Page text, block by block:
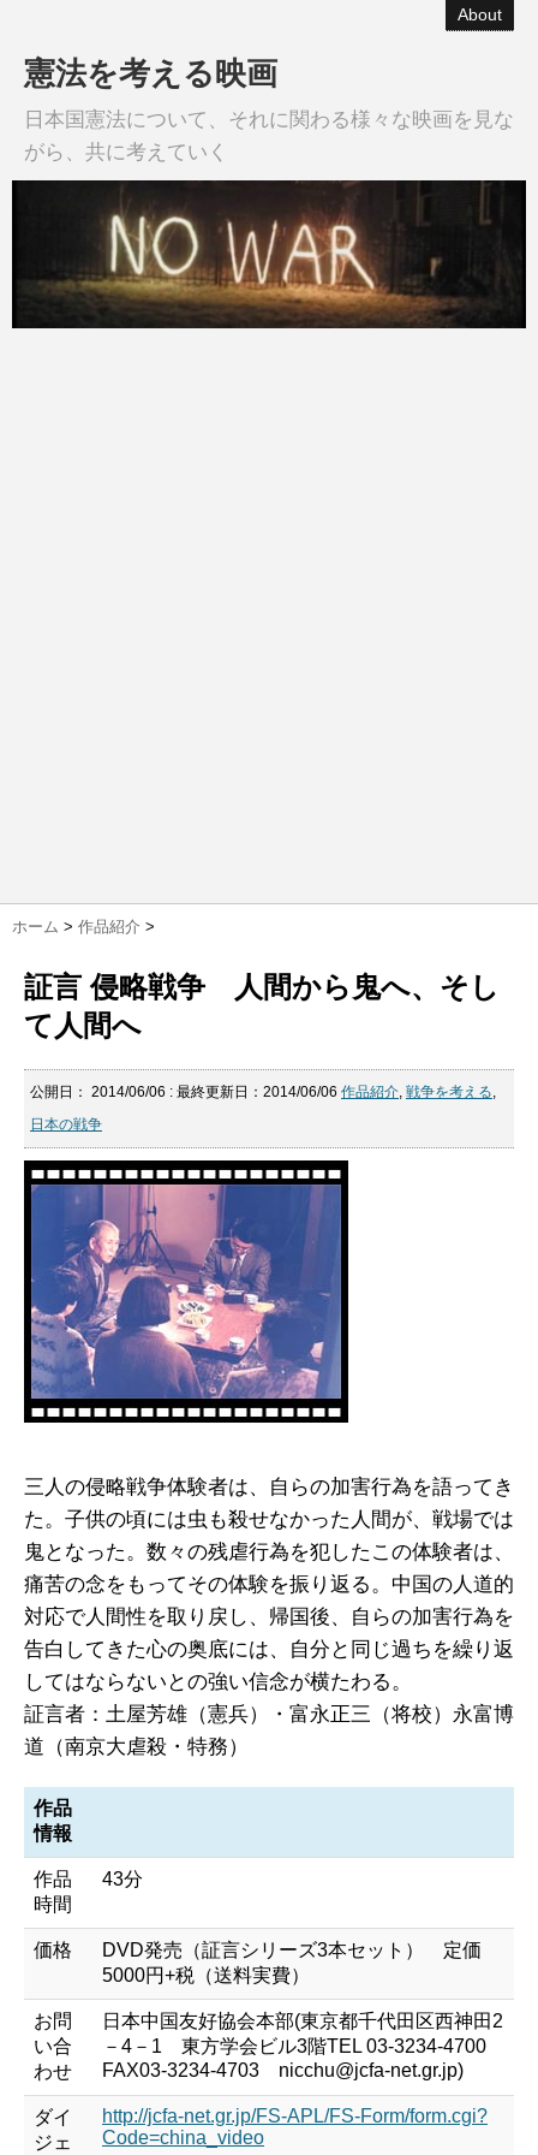
About
憲法を考える映画
日本国憲法について、それに関わる様々な映画を見な
がら、共に考えていく
ホーム > 作品紹介 >
証言 侵略戦争 人間から鬼へ、そし
て人間へ
公開日： 2014/06/06 : 最終更新日：2014/06/06 作品紹介, 戦争を考える,
日本の戦争
三人の侵略戦争体験者は、自らの加害行為を語ってき
た。子供の頃には虫も殺せなかった人間が、戦場では
鬼となった。数々の残虐行為を犯したこの体験者は、
痛苦の念をもってその体験を振り返る。中国の人道的
対応で人間性を取り戻し、帰国後、自らの加害行為を
告白してきた心の奥底には、自分と同じ過ちを繰り返
してはならないとの強い信念が横たわる。
証言者：土屋芳雄（憲兵）・富永正三（将校）永富博
道（南京大虐殺・特務）
作品
情報
作品
時間
43分
価格
DVD発売（証言シリーズ3本セット） 定価
5000円+税（送料実費）
お問
い合
わせ
日本中国友好協会本部(東京都千代田区西神田2
－4－1 東方学会ビル3階TEL 03-3234-4700
FAX03-3234-4703 nicchu@jcfa-net.gr.jp)
ダイ
ジェ
http://jcfa-net.gr.jp/FS-APL/FS-Form/form.cgi?
Code=china_video